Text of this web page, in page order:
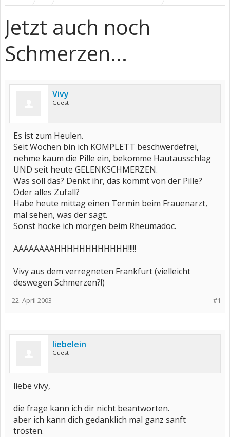
Jetzt auch noch
Schmerzen...
Vivy
Guest
Es ist zum Heulen.
Seit Wochen bin ich KOMPLETT beschwerdefrei,
nehme kaum die Pille ein, bekomme Hautausschlag
UND seit heute GELENKSCHMERZEN.
Was soll das? Denkt ihr, das kommt von der Pille?
Oder alles Zufall?
Habe heute mittag einen Termin beim Frauenarzt,
mal sehen, was der sagt.
Sonst hocke ich morgen beim Rheumadoc.
AAAAAAAAHHHHHHHHHHHH!!!!!
Vivy aus dem verregneten Frankfurt (vielleicht
deswegen Schmerzen?!)
#1
22. April 2003
liebelein
Guest
liebe vivy,
die frage kann ich dir nicht beantworten.
aber ich kann dich gedanklich mal ganz sanft
trösten.